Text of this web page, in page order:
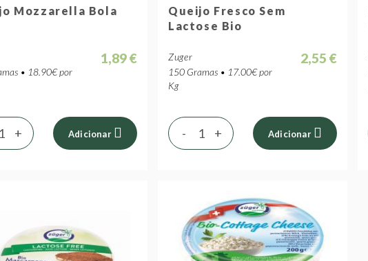
Mozzarella Bola
• 18.90€ por
1,89 €
+ Adicionar
Queijo Fresco Sem
Lactose Bio
Zuger
150 Gramas • 17.00€ por
Kg
2,55 €
+
- Adicionar